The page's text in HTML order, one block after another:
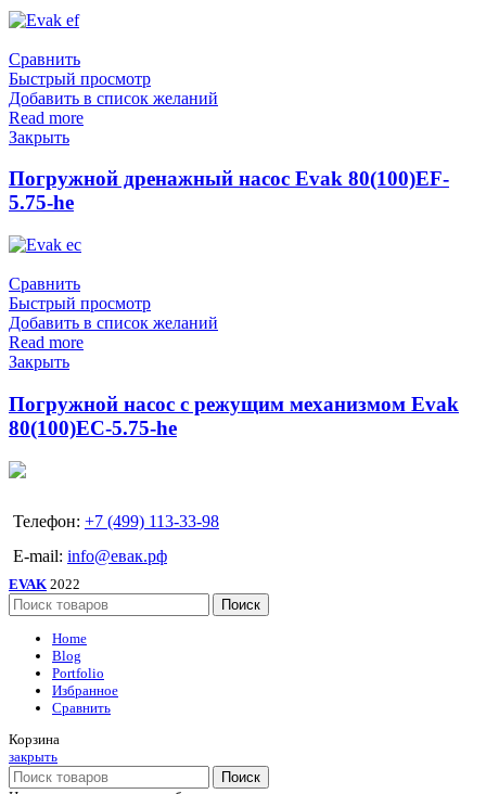
Сравнить
Быстрый просмотр
Добавить в список желаний
Read more
Закрыть
Погружной дренажный насос Evak 80(100)EF-
5.75-he
Сравнить
Быстрый просмотр
Добавить в список желаний
Read more
Закрыть
Погружной насос с режущим механизмом Evak
80(100)EC-5.75-he
Телефон: +7 (499) 113-33-98
E-mail: info@евак.рф
EVAK 2022
Поиск
Home
Blog
Portfolio
Избранное
Сравнить
Корзина
закрыть
Поиск